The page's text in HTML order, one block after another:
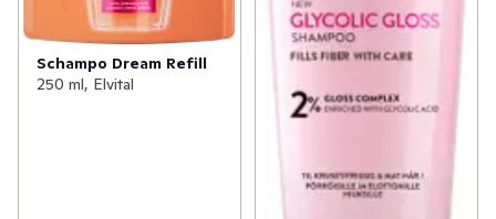
Schampo Dream Refill
250 ml, Elvital